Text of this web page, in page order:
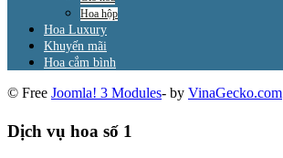
Hoa hộp
Hoa Luxury
Khuyến mãi
Hoa cắm bình
© Free Joomla! 3 Modules- by VinaGecko.com
Dịch vụ hoa số 1